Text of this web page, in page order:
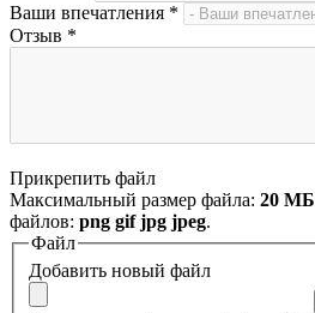
Ваши впечатления *
Отзыв *
Прикрепить файл
Максимальный размер файла: 20 МБ
файлов: png gif jpg jpeg.
Файл
Добавить новый файл